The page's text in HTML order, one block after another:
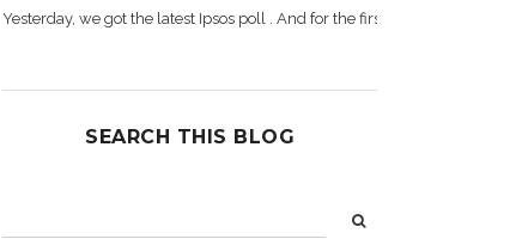
Yesterday, we got the latest Ipsos poll . And for the first time during this
SEARCH THIS BLOG